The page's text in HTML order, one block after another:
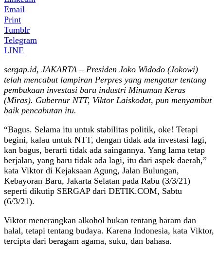
Email
Print
Tumblr
Telegram
LINE
sergap.id, JAKARTA – Presiden Joko Widodo (Jokowi)
telah mencabut lampiran Perpres yang mengatur tentang
pembukaan investasi baru industri Minuman Keras
(Miras). Gubernur NTT, Viktor Laiskodat, pun menyambut
baik pencabutan itu.
“Bagus. Selama itu untuk stabilitas politik, oke! Tetapi
begini, kalau untuk NTT, dengan tidak ada investasi lagi,
kan bagus, berarti tidak ada saingannya. Yang lama tetap
berjalan, yang baru tidak ada lagi, itu dari aspek daerah,”
kata Viktor di Kejaksaan Agung, Jalan Bulungan,
Kebayoran Baru, Jakarta Selatan pada Rabu (3/3/21)
seperti dikutip SERGAP dari DETIK.COM, Sabtu
(6/3/21).
Viktor menerangkan alkohol bukan tentang haram dan
halal, tetapi tentang budaya. Karena Indonesia, kata Viktor,
tercipta dari beragam agama, suku, dan bahasa.